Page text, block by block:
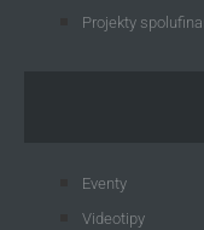
Projekty
Eventy
Videotipy